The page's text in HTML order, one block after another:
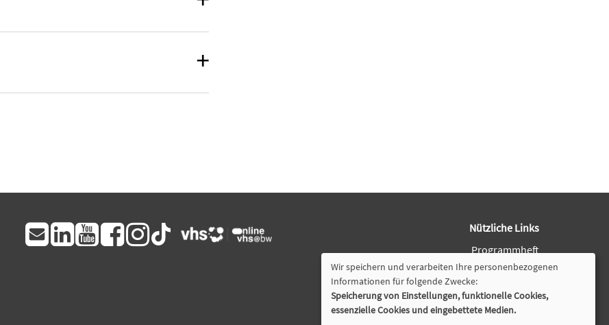
Nützliche Links
Programmheft
Downloads
Öffnungszeiten
Cookie Einstellungen
Wir speichern und verarbeiten Ihre personenbezogenen
Informationen für folgende Zwecke:
Speicherung von Einstellungen, funktionelle Cookies,
essenzielle Cookies und eingebettete Medien.